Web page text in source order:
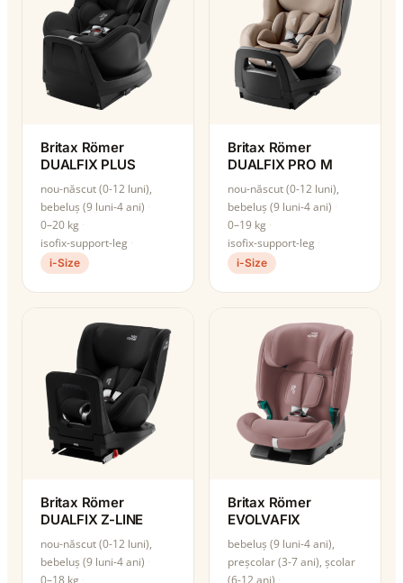
Britax Römer
DUALFIX PLUS
nou-născut (0-12 luni),
bebeluș (9 luni-4 ani)
0–20 kg
isofix-support-leg
i-Size
Britax Römer
DUALFIX PRO M
nou-născut (0-12 luni),
bebeluș (9 luni-4 ani)
0–19 kg
isofix-support-leg
i-Size
Britax Römer
DUALFIX Z-LINE
nou-născut (0-12 luni),
bebeluș (9 luni-4 ani)
Britax Römer
EVOLVAFIX
bebeluș (9 luni-4 ani),
preșcolar (3-7 ani), școlar